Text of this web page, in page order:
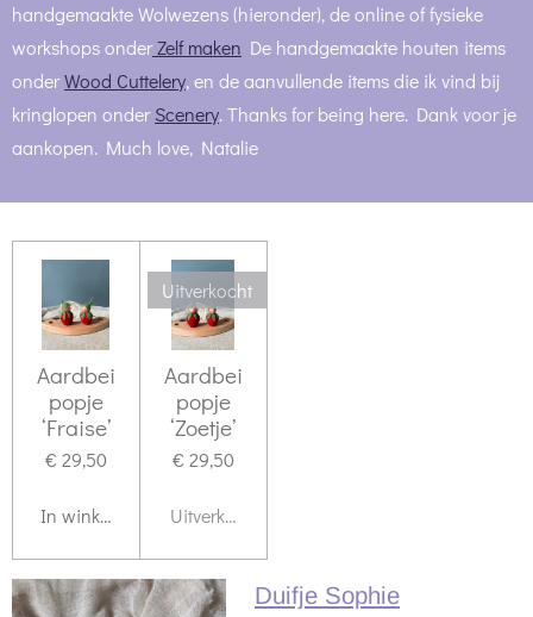
handgemaakte Wolwezens (hieronder), de online of fysieke
workshops onderZelf maken De handgemaakte houten items
onderWood Cuttelery, en de aanvullende items die ik vind bij
kringlopen onderScenery. Thanks for being here. Dank voor je
aankopen. Much love, Natalie
Aardbei
popje
‘Fraise’
€ 29,50
In winkelwagen
Uitverkocht
Aardbei
popje
‘Zoetje’
€ 29,50
Uitverkocht
Duifje Sophie